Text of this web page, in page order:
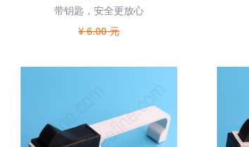
带钥匙，安全更放心
¥ 6.00 元